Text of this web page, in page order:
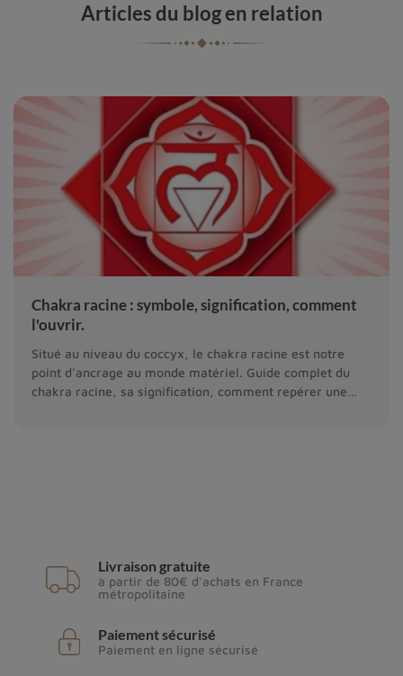
Articles du blog en relation
Chakra racine : symbole, signification, comment
l'ouvrir.
Situé au niveau du coccyx, le chakra racine est notre
point d'ancrage au monde matériel. Guide complet du
chakra racine, sa signification, comment repérer une
Livraison gratuite
à partir de 80€ d'achats en France
métropolitaine
Paiement sécurisé
Paiement en ligne sécurisé